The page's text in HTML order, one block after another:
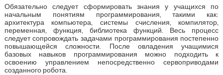
Обязательно следует сформировать знания у учащихся по
начальным понятиям программирования, такими как:
архитектура компьютера, системы счисления, компилятор,
переменная, функция, библиотека функций. Весь процесс
следует сопровождать задачами программирования постепенно
повышающейся сложности. После овладения учащимися
базовых навыков программирования можно подходить к
освоению управлением непосредственно сервоприводами
созданного робота.